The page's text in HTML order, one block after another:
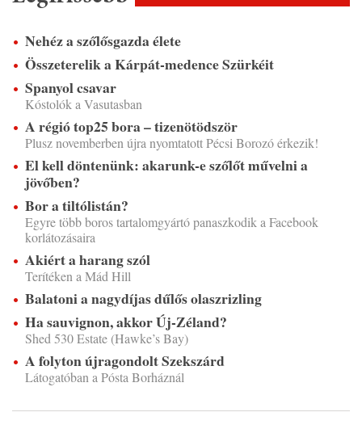
Nehéz a szőlősgazda élete
Összeterelik a Kárpát-medence Szürkéit
Spanyol csavar
Kóstolók a Vasutasban
A régió top25 bora – tizenötödször
Plusz novemberben újra nyomtatott Pécsi Borozó érkezik!
El kell döntenünk: akarunk-e szőlőt művelni a
jövőben?
Bor a tiltólistán?
Egyre több boros tartalomgyártó panaszkodik a Facebook
korlátozásaira
Akiért a harang szól
Terítéken a Mád Hill
Balatoni a nagydíjas dűlős olaszrizling
Ha sauvignon, akkor Új-Zéland?
Shed 530 Estate (Hawke’s Bay)
A folyton újragondolt Szekszárd
Látogatóban a Pósta Borháznál